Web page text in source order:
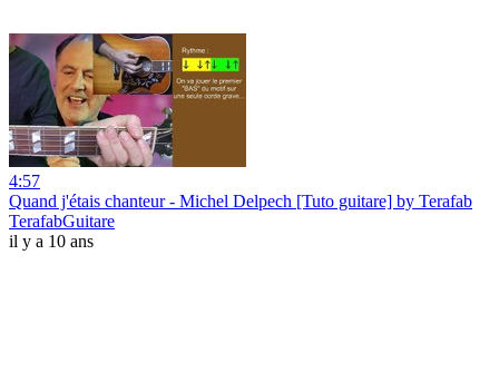
4:57
Quand j'étais chanteur - Michel Delpech [Tuto guitare] by Terafab
TerafabGuitare
il y a 10 ans